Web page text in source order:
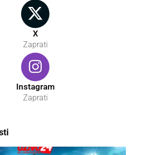
X
Zaprati
Instagram
Zaprati